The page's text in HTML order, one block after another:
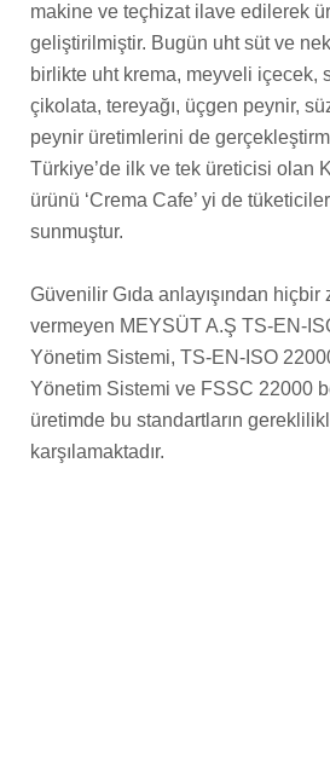
makine ve teçhizat ilave edilerek
geliştirilmiştir. Bugün uht süt ve
birlikte uht krema, meyveli içecek,
çikolata, tereyağı, üçgen peynir,
peynir üretimlerini de
Türkiye’de ilk ve tek üreticisi olan
ürünü ‘Crema Cafe’ yi de
sunmuştur.
Güvenilir Gıda anlayışından hiçbir
vermeyen MEYSÜT A.Ş TS-EN-
Yönetim Sistemi, TS-EN-ISO
Yönetim Sistemi ve FSSC 22000
üretimde bu standartların
karşılamaktadır.